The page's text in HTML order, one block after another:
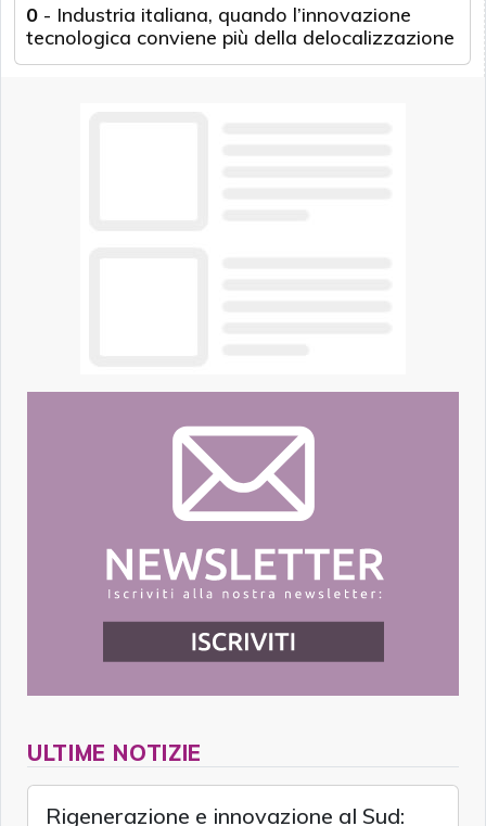
0 - Industria italiana, quando l’innovazione
tecnologica conviene più della delocalizzazione
ULTIME NOTIZIE
Rigenerazione e innovazione al Sud: